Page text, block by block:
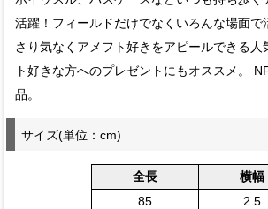
活躍！フィールドだけでなくいろんな場面で
さり気なくアメフト好きをアピールできる人
ト好きな方へのプレゼントにもオススメ。
品。
サイズ(単位：cm)
全長
横幅
85
2.5